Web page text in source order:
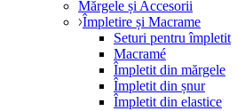
Mărgele și Accesorii
Împletire și Macrame
Seturi pentru împletit
Macramé
Împletit din mărgele
Împletit din șnur
Împletit din elastice